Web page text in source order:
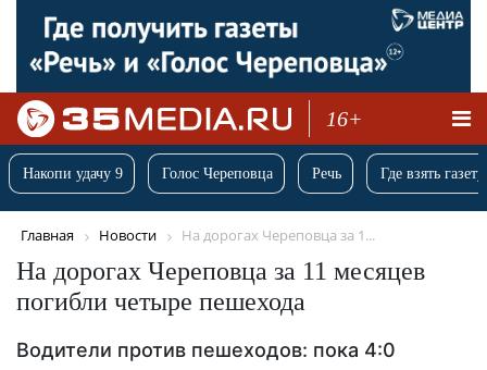
16+
Накопи удачу 9 Голос Череповца Речь Где взять
Главная Новости На дорогах Череповца за 1...
На дорогах Череповца за 11 месяцев
погибли четыре пешехода
Водители против пешеходов: пока 4:0